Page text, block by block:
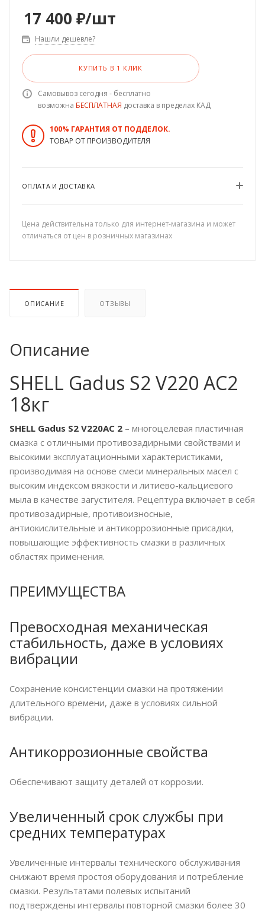
17 400 ₽/шт
Нашли дешевле?
КУПИТЬ В 1 КЛИК
Самовывоз сегодня - бесплатно
возможна БЕСПЛАТНАЯ доставка в пределах КАД
100% ГАРАНТИЯ ОТ ПОДДЕЛОК.
ТОВАР ОТ ПРОИЗВОДИТЕЛЯ
ОПЛАТА И ДОСТАВКА
Цена действительна только для интернет-магазина и может
отличаться от цен в розничных магазинах
ОПИСАНИЕ ОТЗЫВЫ
Описание
SHELL Gadus S2 V220 AC2
18кг
SHELL Gadus S2 V220AC 2 – многоцелевая пластичная
смазка с отличными противозадирными свойствами и
высокими эксплуатационными характеристиками,
производимая на основе смеси минеральных масел с
высоким индексом вязкости и литиево-кальциевого
мыла в качестве загустителя. Рецептура включает в себя
противозадирные, противоизносные,
антиокислительные и антикоррозионные присадки,
повышающие эффективность смазки в различных
областях применения.
ПРЕИМУЩЕСТВА
Превосходная механическая
стабильность, даже в условиях
вибрации
Сохранение консистенции смазки на протяжении
длительного времени, даже в условиях сильной
вибрации.
Антикоррозионные свойства
Обеспечивают защиту деталей от коррозии.
Увеличенный срок службы при
средних температурах
Увеличенные интервалы технического обслуживания
снижают время простоя оборудования и потребление
смазки. Результатами полевых испытаний
подтверждены интервалы повторной смазки более 30